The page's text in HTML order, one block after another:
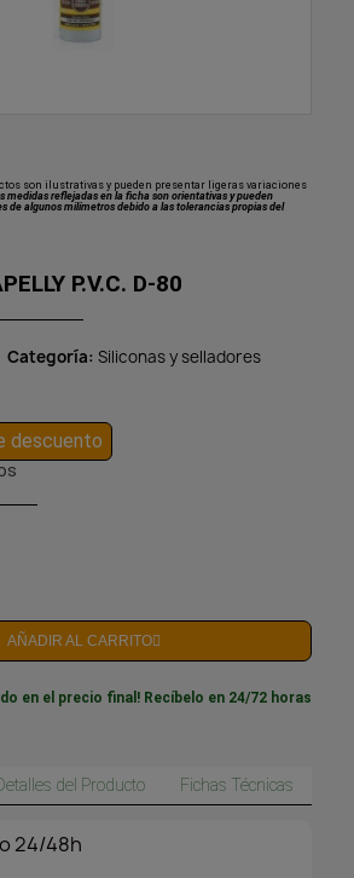
son ilustrativas y pueden presentar ligeras variaciones
medidas reflejadas en la ficha son orientativas y pueden
de algunos milímetros debido a las tolerancias propias del
P.V.C. D-80
Categoría Siliconas y selladores
descuento
AÑADIR AL CARRITO
en el precio final! Recíbelo en 24/72 horas
del Producto Fichas Técnicas
24/48h